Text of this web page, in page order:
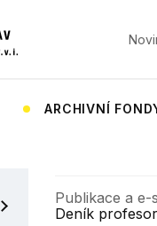
ARCHIVNÍ
Publikace a e-
Deník